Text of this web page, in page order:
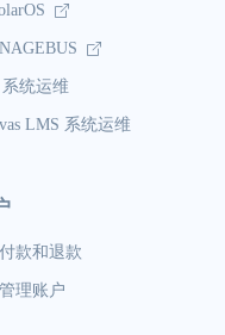
系统运维
LMS 系统运维
付款和退款
管理账户